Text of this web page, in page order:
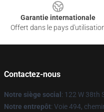
Garantie internationale
Offert dans le pays
Contactez-nous
Notre siège social : 122 W 38th
Notre entrepôt: Voie 494,